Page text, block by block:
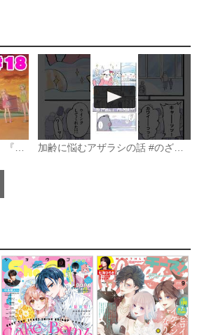
ちゃいました